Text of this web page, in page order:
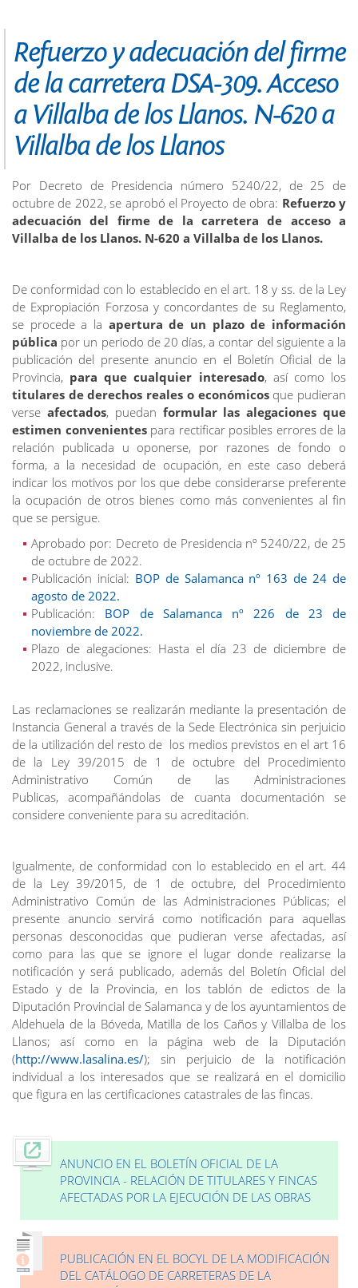
Refuerzo y adecuación del firme
de la carretera DSA-309. Acceso
a Villalba de los Llanos. N-620 a
Villalba de los Llanos
Por Decreto de Presidencia número 5240/22, de 25 de
octubre de 2022, se aprobó el Proyecto de obra: Refuerzo y
adecuación del firme de la carretera de acceso a
Villalba de los Llanos. N-620 a Villalba de los Llanos.
De conformidad con lo establecido en el art. 18 y ss. de la Ley
de Expropiación Forzosa y concordantes de su Reglamento,
se procede a la apertura de un plazo de información
pública por un periodo de 20 días, a contar del siguiente a la
publicación del presente anuncio en el Boletín Oficial de la
Provincia, para que cualquier interesado, así como los
titulares de derechos reales o económicosque pudieran
verse afectados, puedan formular las alegaciones que
estimen convenientespara rectificar posibles errores de la
relación publicada u oponerse, por razones de fondo o
forma, a la necesidad de ocupación, en este caso deberá
indicar los motivos por los que debe considerarse preferente
la ocupación de otros bienes como más convenientes al fin
que se persigue.
Aprobado por: Decreto de Presidencia nº 5240/22, de 25
de octubre de 2022.
Publicación inicial: BOP de Salamanca nº 163 de 24 de
agosto de 2022.
Publicación: BOP de Salamanca nº 226 de 23 de
noviembre de 2022.
Plazo de alegaciones: Hasta el día 23 de diciembre de
2022, inclusive.
Las reclamaciones se realizarán mediante la presentación de
Instancia General a través de la Sede Electrónica sin perjuicio
de la utilización del resto de los medios previstos en el art 16
de la Ley 39/2015 de 1 de octubre del Procedimiento
Administrativo Común de las Administraciones
Publicas, acompañándolas de cuanta documentación se
considere conveniente para su acreditación.
Igualmente, de conformidad con lo establecido en el art. 44
de la Ley 39/2015, de 1 de octubre, del Procedimiento
Administrativo Común de las Administraciones Públicas; el
presente anuncio servirá como notificación para aquellas
personas desconocidas que pudieran verse afectadas, así
como para las que se ignore el lugar donde realizarse la
notificación y será publicado, además del Boletín Oficial del
Estado y de la Provincia, en los tablón de edictos de la
Diputación Provincial de Salamanca y de los ayuntamientos de
Aldehuela de la Bóveda, Matilla de los Caños y Villalba de los
Llanos; así como en la página web de la Diputación
(http://www.lasalina.es/); sin perjuicio de la notificación
individual a los interesados que se realizará en el domicilio
que figura en las certificaciones catastrales de las fincas.
ANUNCIO EN EL BOLETÍN OFICIAL DE LA
PROVINCIA - RELACIÓN DE TITULARES Y FINCAS
AFECTADAS POR LA EJECUCIÓN DE LAS OBRAS
PUBLICACIÓN EN EL BOCYL DE LA MODIFICACIÓN
DEL CATÁLOGO DE CARRETERAS DE LA